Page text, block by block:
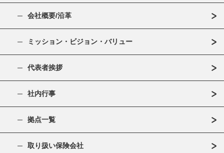
会社概要/沿革
ミッション・ビジョン・バリュー
代表者挨拶
社内行事
拠点一覧
取り扱い保険会社